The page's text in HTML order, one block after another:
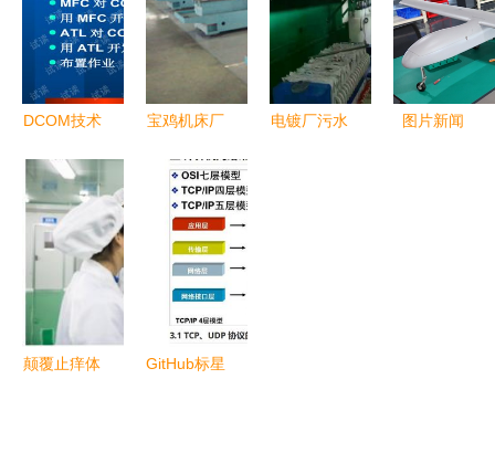
气象服务市
场新路径
——贵州绥
阳工业高质
量发展带动
城乡就业与
实
升级的技术
开发路径
DCOM技术
理、实践与
应用
宝鸡机床厂
行业先锋
电镀厂污水
图片新闻
颠覆止痒体
GitHub标星